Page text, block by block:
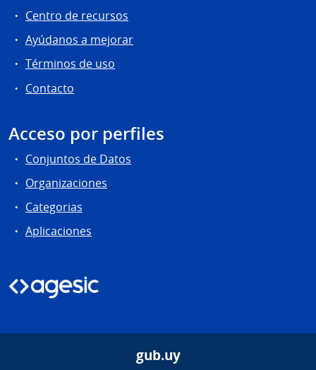
Centro de recursos
Ayúdanos a mejorar
Términos de uso
Contacto
Acceso por perfiles
Conjuntos de Datos
Organizaciones
Categorias
Aplicaciones
gub.uy